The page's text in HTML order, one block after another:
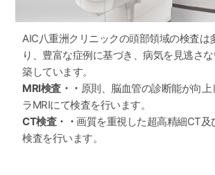
2024.05.07
お盆期間の診療時間のご案内
お盆期間の診療時間は以下とさせていただき
ご迷惑をおかけいたしますが、ご理解のほど
たします。
（期間中、電話受付の対応も以下となります
2024年8月12日（月・祝）～2024年8月15
で診療
AIC八重洲クリニックの頭部領域の検査は
り、豊富な症例に基づき、病気を見逃さ
築しています。
MRI検査・・ 原則、脳血管の診断能が向
ラMRIにて検査を行います。
CT検査・・ 画質を重視した超高精細CT
検査を行います。